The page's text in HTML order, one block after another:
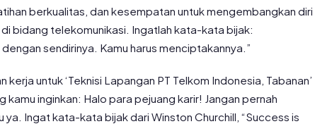
berkualitas, dan kesempatan untuk mengembangkan diri
bidang telekomunikasi. Ingatlah kata-kata bijak:
sendirinya. Kamu harus menciptakannya.”
untuk ‘Teknisi Lapangan PT Telkom Indonesia, Tabanan’
kamu inginkan: Halo para pejuang karir! Jangan pernah
ya. Ingat kata-kata bijak dari Winston Churchill, “Success is